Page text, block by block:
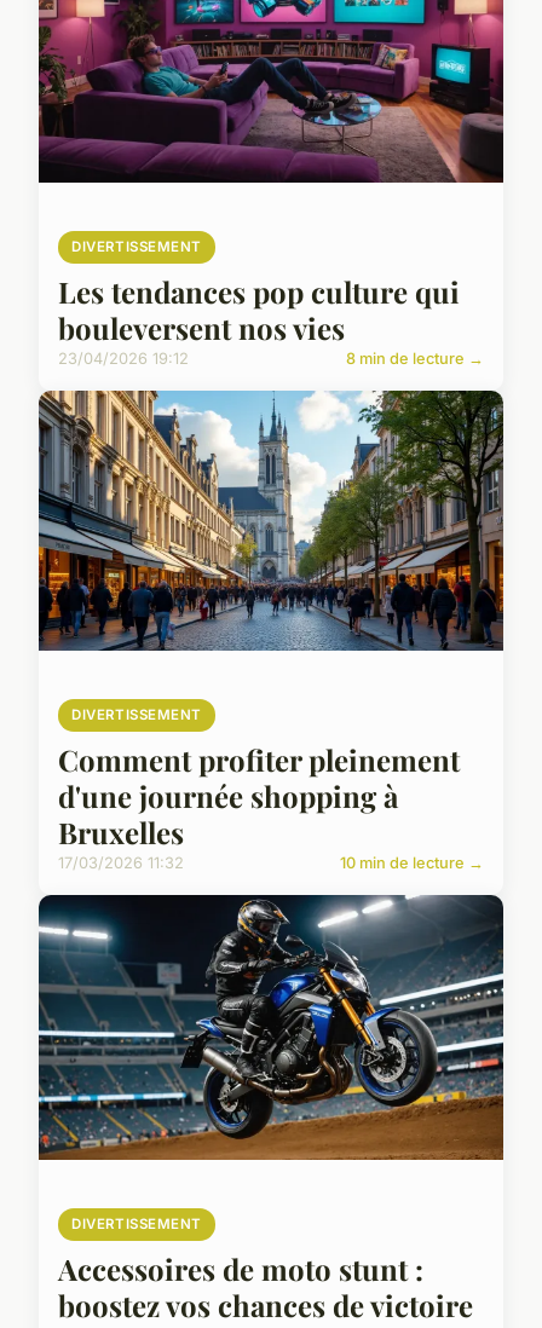
DIVERTISSEMENT
Les tendances pop culture qui
bouleversent nos vies
23/04/2026 19:12 8 min de lecture →
DIVERTISSEMENT
Comment profiter pleinement
d'une journée shopping à
Bruxelles
17/03/2026 11:32 10 min de lecture →
DIVERTISSEMENT
Accessoires de moto stunt :
boostez vos chances de victoire